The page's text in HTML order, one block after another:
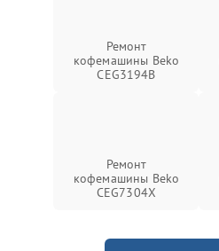
Ремонт
кофемашины Beko
CEG3194B
Ремонт
кофемашины Beko
CEG7304X